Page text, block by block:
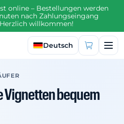
online – Bestellungen werden
nach Zahlungseingang
willkommen!
Sprache auswählen
Deutsch
Vignetten bequem